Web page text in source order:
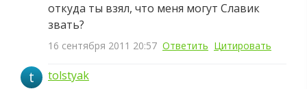
откуда ты взял, что меня могут Славик
звать?
16 сентября 2011 20:57 Ответить Цитировать
t
tolstyak